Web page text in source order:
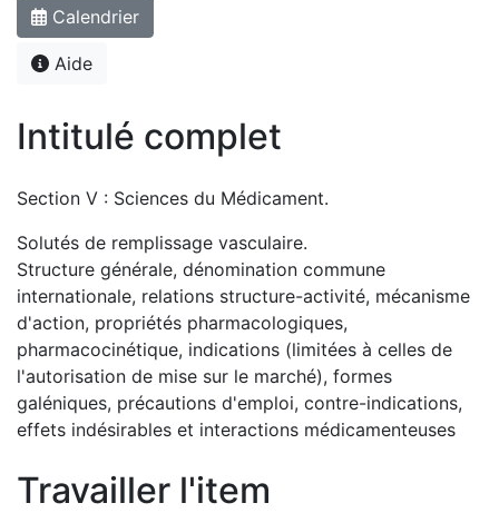
Calendrier
Aide
Intitulé complet
Section V : Sciences du Médicament.
Solutés de remplissage vasculaire.
Structure générale, dénomination commune
internationale, relations structure-activité, mécanisme
d'action, propriétés pharmacologiques,
pharmacocinétique, indications (limitées à celles de
l'autorisation de mise sur le marché), formes
galéniques, précautions d'emploi, contre-indications,
effets indésirables et interactions médicamenteuses
Travailler l'item